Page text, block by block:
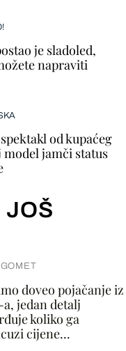
je sladoled,
napraviti
od kupaćeg
model jamči status
JOŠ
doveo pojačanje iz
a, jedan detalj
koliko ga
cijene...